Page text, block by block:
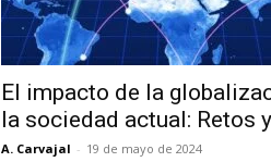
El impacto de la
la sociedad actual: Retos
A. Carvajal - 19 de mayo de 2024